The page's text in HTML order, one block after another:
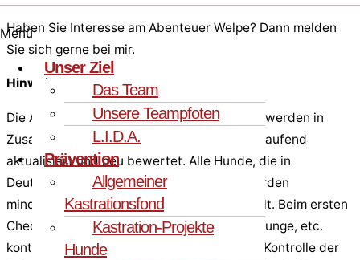
Menü
Unser Ziel
Das Team
Unsere Teampfoten
L.I.D.A.
Prävention
Allgemeiner
Kastrationsfond
Kastration-Projekte
Hunde
Haben Sie Interesse am Abenteuer Welpe? Dann melden
Sie sich gerne bei mir.
Hinweis:
Die Angaben über die Tiere in Deutschland, werden in
Zusammenarbeit mit unseren Pflegestellen laufend
aktualisiert und neu bewertet. Alle Hunde, die in
Deutschland auf einer Pflegestelle sind, werden
mindestens einmal einem Tierarzt vorgestellt. Beim ersten
Check werden Augen, Ohren, Zähne, Herz, Lunge, etc.
kontrolliert. Zudem wird dem Hund Blut zur Kontrolle der